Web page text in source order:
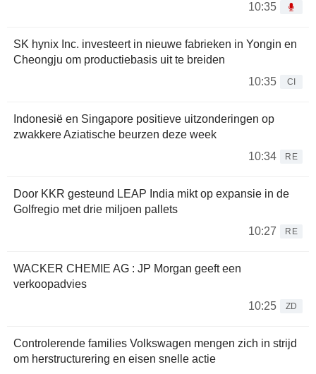
10:35
SK hynix Inc. investeert in nieuwe fabrieken in Yongin en
Cheongju om productiebasis uit te breiden
10:35
CI
Indonesië en Singapore positieve uitzonderingen op
zwakkere Aziatische beurzen deze week
10:34
RE
Door KKR gesteund LEAP India mikt op expansie in de
Golfregio met drie miljoen pallets
10:27
RE
WACKER CHEMIE AG : JP Morgan geeft een
verkoopadvies
10:25
ZD
Controlerende families Volkswagen mengen zich in strijd
om herstructurering en eisen snelle actie